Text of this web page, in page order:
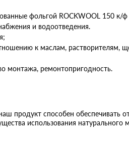
фольгой ROCKWOOL 150 к/ф
и водоотведения.
к маслам, растворителям,
монтажа, ремонтопригодность.
продукт способен обеспечивать
использования натурального